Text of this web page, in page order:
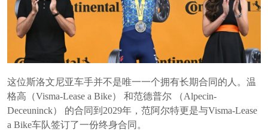
这位斯洛文尼亚车手并不是唯一一个拥有长期合同的人。温
格高（Visma-Lease a Bike） 和范德普尔 （Alpecin-
Deceuninck） 的合同到2029年，范阿尔特更是与Visma-Lease
a Bike车队签订了一份终身合同。